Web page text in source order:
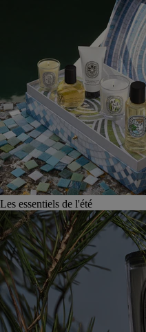
Les essentiels de l'été